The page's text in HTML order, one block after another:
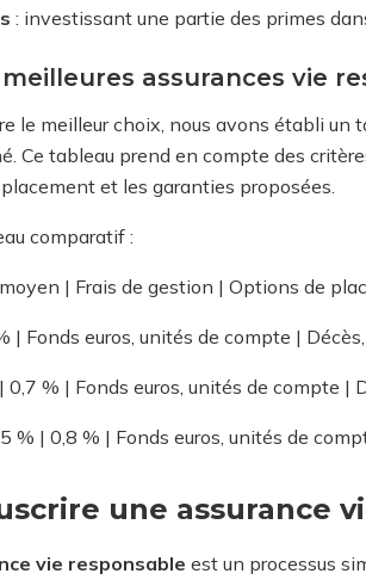
: investissant une partie des primes
assurances vie
le meilleur choix, nous avons établi un
Ce tableau prend en compte des
et les garanties proposées.
comparatif :
| Frais de gestion | Options de
| Fonds euros, unités de compte |
% | Fonds euros, unités de compte |
% | 0,8 % | Fonds euros, unités de
une assurance
vie responsable est un processus